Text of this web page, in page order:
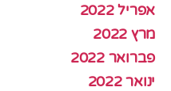
אפריל 2022
מרץ 2022
פברואר 2022
ינואר 2022